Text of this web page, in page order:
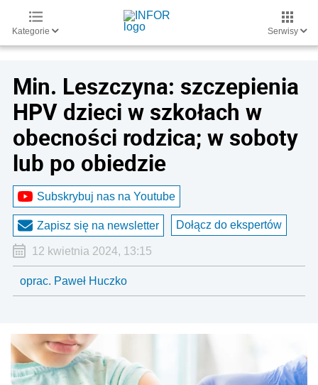
Kategorie Serwisy
Min. Leszczyna: szczepienia
HPV dzieci w szkołach w
obecności rodzica; w soboty
lub po obiedzie
Subskrybuj nas na Youtube
Zapisz się na newsletter Dołącz do ekspertów
12 kwietnia 2024, 13:15
oprac. Paweł Huczko